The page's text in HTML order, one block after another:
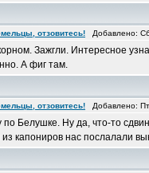
отзовитесь! Добавлено:
Зажгли. Интересное
А фиг там.
отзовитесь! Добавлено:
Белушке. Ну да, что-то
капониров нас послалали